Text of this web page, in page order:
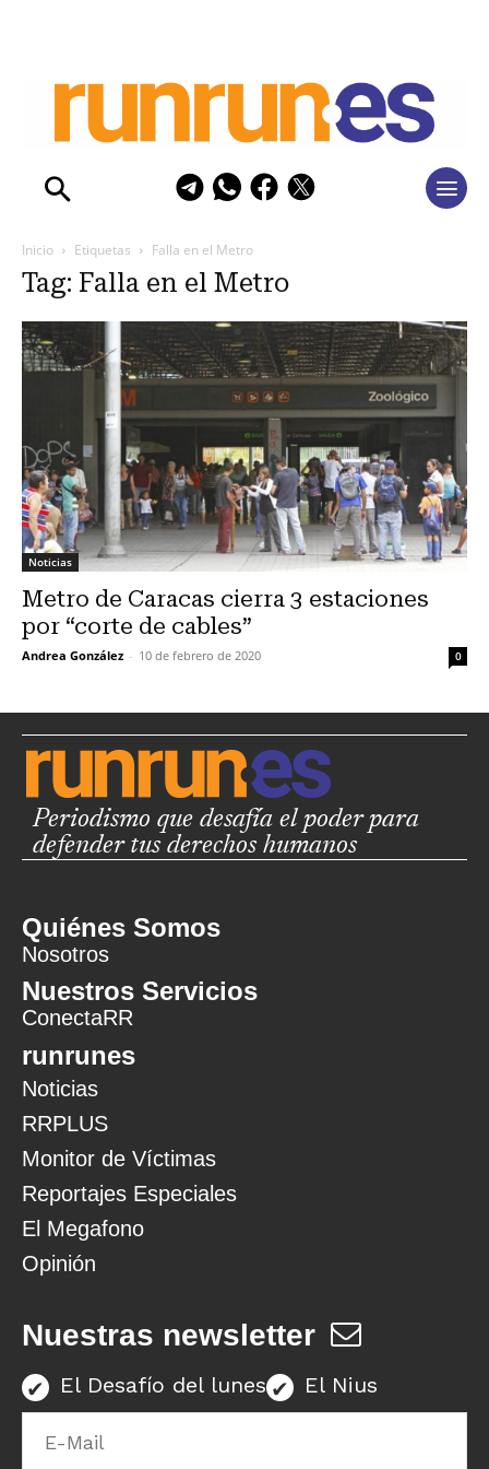
Inicio Etiquetas Falla en el Metro
Tag: Falla en el Metro
Noticias
Metro de Caracas cierra 3 estaciones
por “corte de cables”
Andrea González - 10 de febrero de 2020 0
Periodismo que desafía el poder para
defender tus derechos humanos
Quiénes Somos
Nosotros
Nuestros Servicios
ConectaRR
runrunes
Noticias
RRPLUS
Monitor de Víctimas
Reportajes Especiales
El Megafono
Opinión
Nuestras newsletter
El Desafío del lunes El Nius